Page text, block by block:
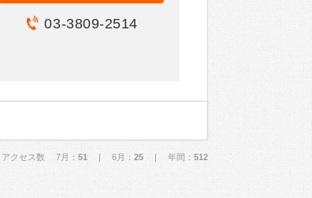
03-3809-2514
アクセス数 7月： 51 | 6月： 25 | 年間： 512